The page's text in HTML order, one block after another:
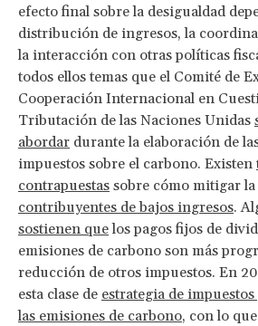
efecto final sobre la desigualdad
distribución de ingresos, la
la interacción con otras políticas
todos ellos temas que el Comité de
Cooperación Internacional en
Tributación de las Naciones Unidas
abordar durante la elaboración de
impuestos sobre el carbono. Existen
contrapuestas sobre cómo mitigar la
contribuyentes de bajos ingresos.
sostienen quelos pagos fijos de
emisiones de carbono son más
reducción de otros impuestos. En
esta clase de estrategia de
las emisiones de carbono, con lo